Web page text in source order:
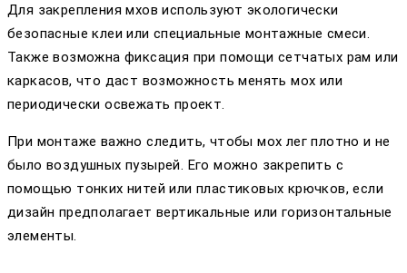
Для закрепления мхов используют экологически
безопасные клеи или специальные монтажные смеси.
Также возможна фиксация при помощи сетчатых рам или
каркасов, что даст возможность менять мох или
периодически освежать проект.
При монтаже важно следить, чтобы мох лег плотно и не
было воздушных пузырей. Его можно закрепить с
помощью тонких нитей или пластиковых крючков, если
дизайн предполагает вертикальные или горизонтальные
элементы.